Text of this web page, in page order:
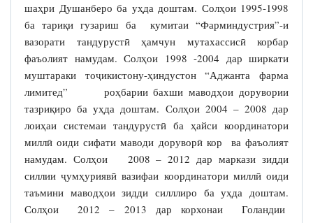
шаҳри Душанберо ба уҳда доштам. Солҳои 1995-1998
ба тариқи гузариш ба кумитаи “Фарминдустрия”-и
вазорати тандурустӣ ҳамчун мутахассисӣ корбар
фаъолият намудам. Солҳои 1998 -2004 дар ширкати
муштараки тоҷикистону-ҳиндустон “Аджанта фарма
лимитед” роҳбарии бахши маводҳои дорувории
тазриқиро ба уҳда доштам. Солҳои 2004 – 2008 дар
лоиҳаи системаи тандурустӣ ба ҳайси координатори
миллӣ оиди сифати маводи доруворӣ кор ва фаъолият
намудам. Солҳои 2008 – 2012 дар маркази зидди
силлии ҷумҳуриявӣ вазифаи координатори миллӣ оиди
таъмини маводҳои зидди силллиро ба уҳда доштам.
Солҳои 2012 – 2013 дар корхонаи Голандии